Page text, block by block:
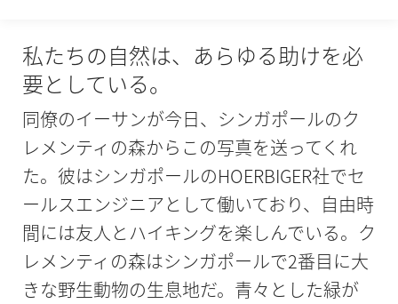
私たちの自然は、あらゆる助けを必
要としている。
同僚のイーサンが今日、シンガポールのク
レメンティの森からこの写真を送ってくれ
た。彼はシンガポールのHOERBIGER社でセ
ールスエンジニアとして働いており、自由時
間には友人とハイキングを楽しんでいる。ク
レメンティの森はシンガポールで2番目に大
きな野生動物の生息地だ。青々とした緑が